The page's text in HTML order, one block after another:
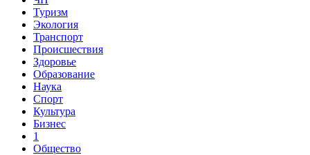
Туризм
Экология
Транспорт
Происшествия
Здоровье
Образование
Наука
Спорт
Культура
Бизнес
1
Общество